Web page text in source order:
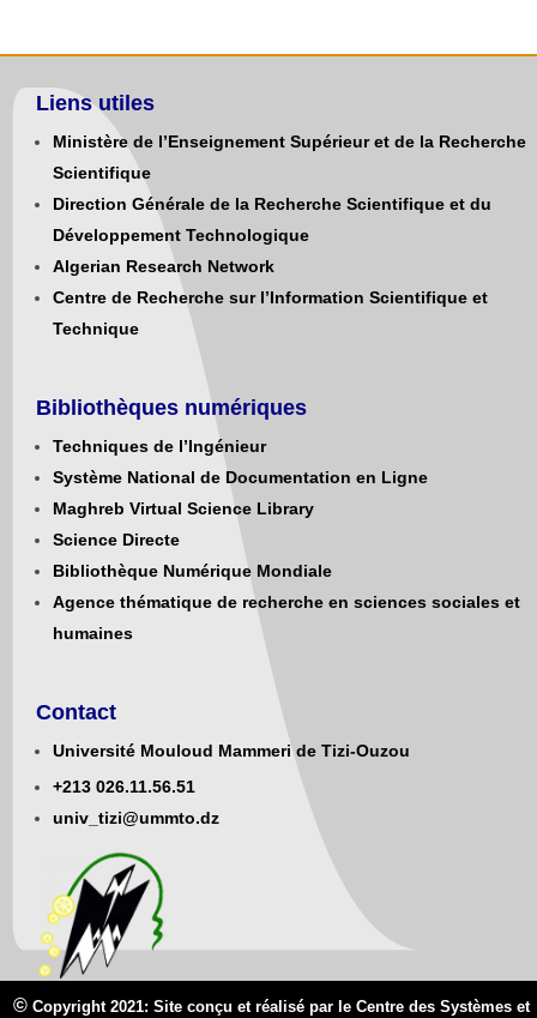
Liens utiles
Ministère de l’Enseignement Supérieur et de la Recherche
Scientifique
Direction Générale de la Recherche Scientifique et du
Développement Technologique
Algerian Research Network
Centre de Recherche sur l’Information Scientifique et
Technique
Bibliothèques numériques
Techniques de l’Ingénieur
Système National de Documentation en Ligne
Maghreb Virtual Science Library
Science Directe
Bibliothèque Numérique Mondiale
Agence thématique de recherche en sciences sociales et
humaines
Contact
Université Mouloud Mammeri de Tizi-Ouzou
+213 026.11.56.51
univ_tizi@ummto.dz
© Copyright 2021: Site conçu et réalisé par le Centre des Systèmes et